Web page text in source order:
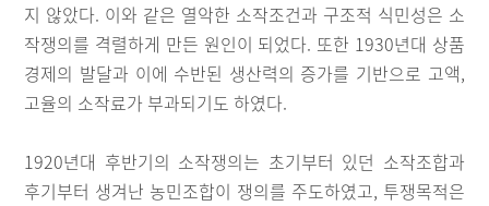
지 않았다. 이와 같은 열악한 소작조건과 구조적 식민성은 소
작쟁의를 격렬하게 만든 원인이 되었다. 또한 1930년대 상품
경제의 발달과 이에 수반된 생산력의 증가를 기반으로 고액,
고율의 소작료가 부과되기도 하였다.
1920년대 후반기의 소작쟁의는 초기부터 있던 소작조합과
후기부터 생겨난 농민조합이 쟁의를 주도하였고, 투쟁목적은